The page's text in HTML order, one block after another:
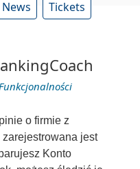
News Tickets
o firmie z
jest
Konto